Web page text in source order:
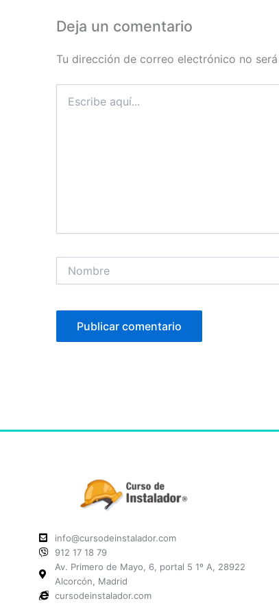
Deja un comentario
Tu dirección de correo electrónico no
aquí...
info@cursodeinstalador.com
912 17 18 79
Av. Primero de Mayo, 6, portal 5 1º A, 28922
Alcorcón, Madrid
cursodeinstalador.com